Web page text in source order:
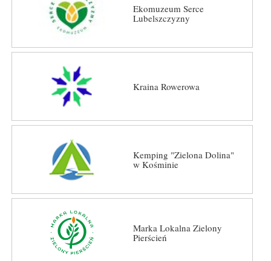
Ekomuzeum Serce
Lubelszczyzny
Kraina Rowerowa
Kemping "Zielona Dolina"
w Kośminie
Marka Lokalna Zielony
Pierścień